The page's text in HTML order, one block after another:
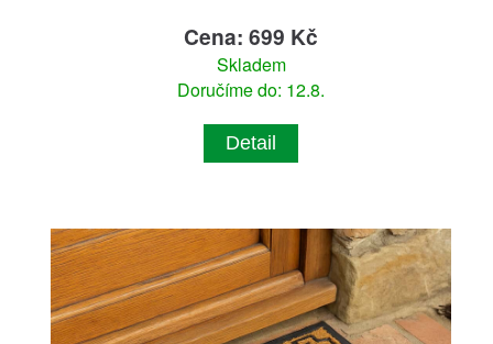
Cena: 699 Kč
Skladem
Doručíme do: 12.8.
Detail